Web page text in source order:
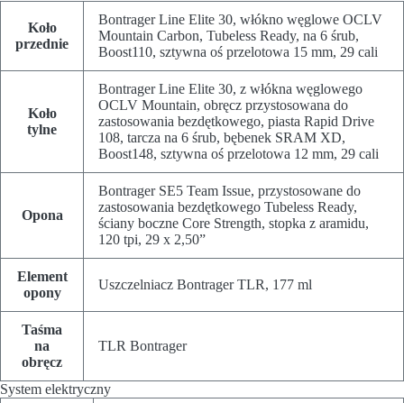
Koło
przednie
Bontrager Line Elite 30, włókno węglowe OCLV
Mountain Carbon, Tubeless Ready, na 6 śrub,
Boost110, sztywna oś przelotowa 15 mm, 29 cali
Koło
tylne
Bontrager Line Elite 30, z włókna węglowego
OCLV Mountain, obręcz przystosowana do
zastosowania bezdętkowego, piasta Rapid Drive
108, tarcza na 6 śrub, bębenek SRAM XD,
Boost148, sztywna oś przelotowa 12 mm, 29 cali
Opona
Bontrager SE5 Team Issue, przystosowane do
zastosowania bezdętkowego Tubeless Ready,
ściany boczne Core Strength, stopka z aramidu,
120 tpi, 29 x 2,50”
Element
opony
Uszczelniacz Bontrager TLR, 177 ml
Taśma
na
obręcz
TLR Bontrager
System elektryczny